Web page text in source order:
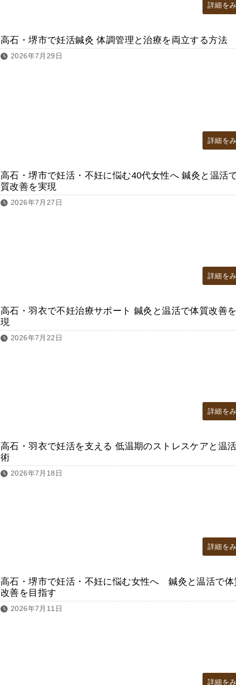
詳細を
高石・堺市で妊活鍼灸 体調管理と治療を両立する方法
2026年7月29日
詳細を
高石・堺市で妊活・不妊に悩む40代女性へ 鍼灸と温活
質改善を実現
2026年7月27日
詳細を
高石・羽衣で不妊治療サポート 鍼灸と温活で体質改善
現
2026年7月22日
詳細を
高石・羽衣で妊活を支える 低温期のストレスケアと温
術
2026年7月18日
詳細を
高石・堺市で妊活・不妊に悩む女性へ 鍼灸と温活で体
改善を目指す
2026年7月11日
詳細を